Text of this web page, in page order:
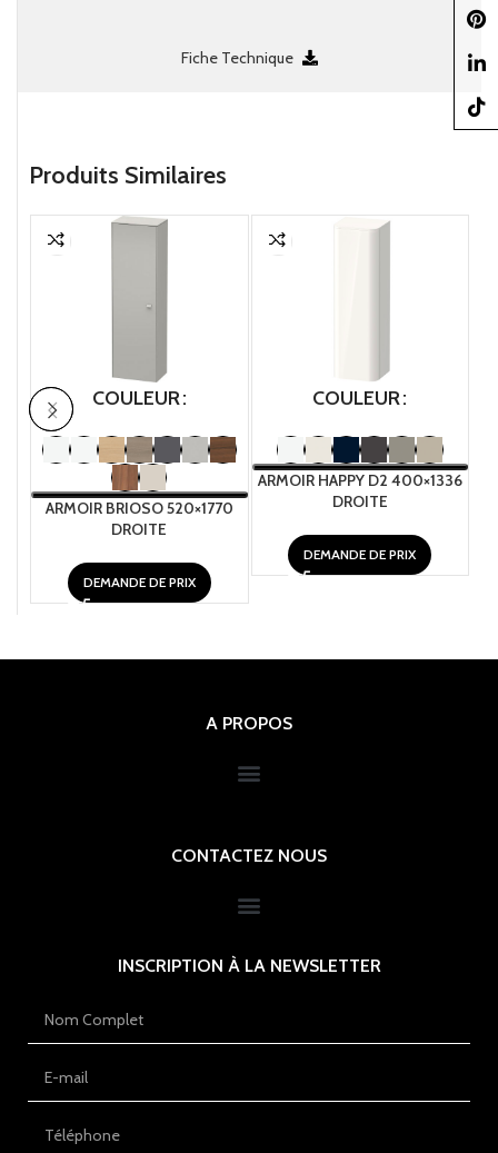
Fiche Technique
Produits Similaires
COULEUR
ARMOIR BRIOSO 520×1770
DROITE
DEMANDE DE PRIX
COULEUR
ARMOIR HAPPY D2 400×1336
DROITE
DEMANDE DE PRIX
A PROPOS
CONTACTEZ NOUS
INSCRIPTION À LA NEWSLETTER